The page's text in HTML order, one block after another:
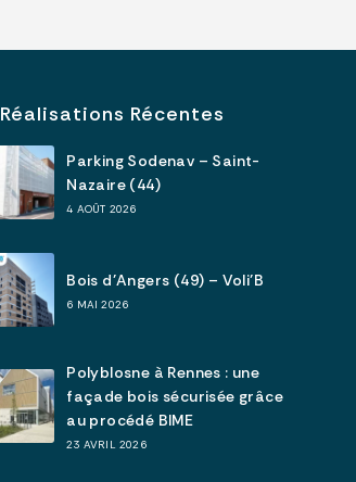
Réalisations Récentes
Parking Sodenav – Saint-
Nazaire (44)
4 AOÛT 2026
Bois d’Angers (49) – Voli’B
6 MAI 2026
Polyblosne à Rennes : une
façade bois sécurisée grâce
au procédé BIME
23 AVRIL 2026